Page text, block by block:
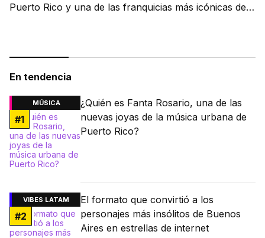
Puerto Rico y una de las franquicias más icónicas del
En tendencia
MÚSICA
#1
¿Quién es Fanta Rosario, una de las
nuevas joyas de la música urbana de
Puerto Rico?
VIBES LATAM
#2
El formato que convirtió a los
personajes más insólitos de Buenos
Aires en estrellas de internet